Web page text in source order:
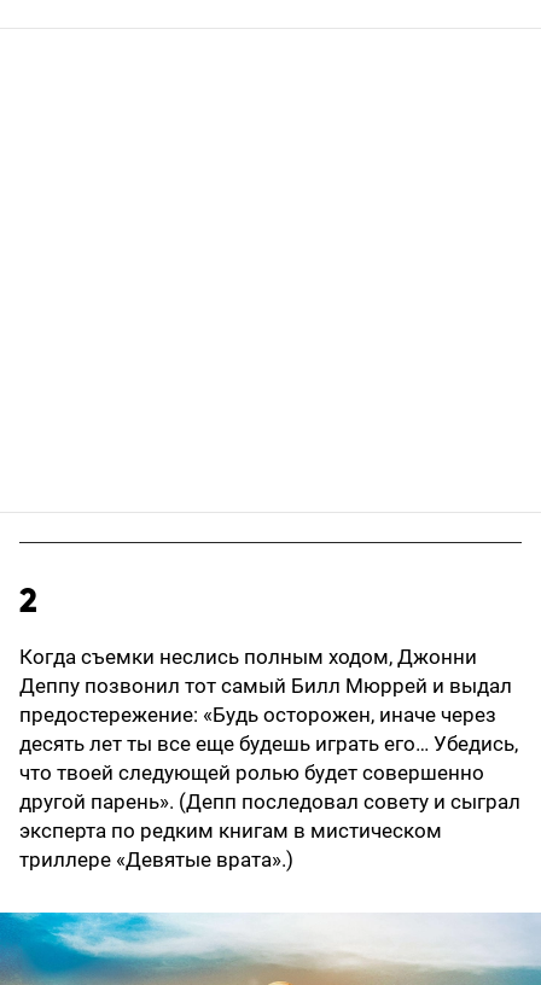
2
Когда съемки неслись полным ходом, Джонни
Деппу позвонил тот самый Билл Мюррей и выдал
предостережение: «Будь осторожен, иначе через
десять лет ты все еще будешь играть его… Убедись,
что твоей следующей ролью будет совершенно
другой парень». (Депп последовал совету и сыграл
эксперта по редким книгам в мистическом
триллере «Девятые врата».)